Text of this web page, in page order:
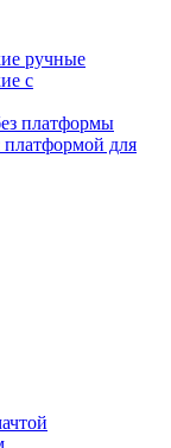
ручные
с
платформы
для